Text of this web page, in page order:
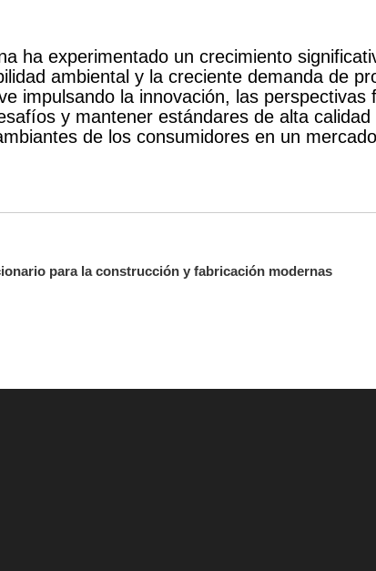
ha experimentado un crecimiento
ambiental y la creciente demanda de
impulsando la innovación, las perspectivas
y mantener estándares de alta
de los consumidores en un
para la construcción y fabricación modernas